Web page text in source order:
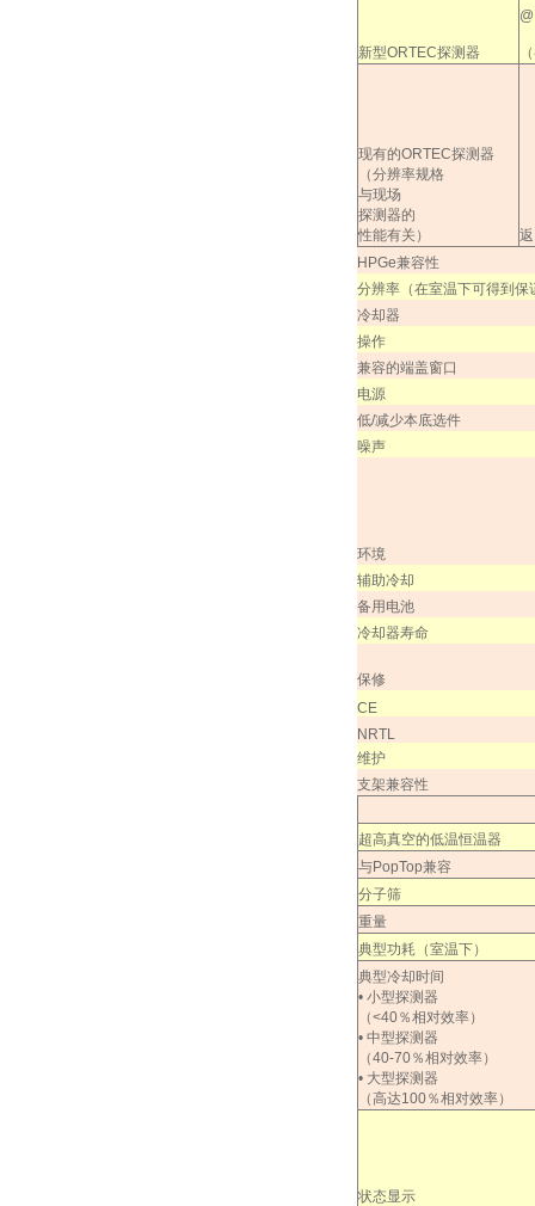
新型ORTEC探测器
现有的ORTEC探测器
（分辨率规格
与现场
探测器的
性能有关）
HPGe兼容性
分辨率（在室温下可得到保
冷却器
操作
兼容的端盖窗口
电源
低/减少本底选件
噪声
环境
辅助冷却
备用电池
冷却器寿命
保修
CE
NRTL
维护
支架兼容性
超高真空的低温恒温器
与PopTop兼容
分子筛
重量
典型功耗（室温下）
典型冷却时间
• 小型探测器
（<40％相对效率）
• 中型探测器
（40-70％相对效率）
• 大型探测器
（高达100％相对效率）
状态显示